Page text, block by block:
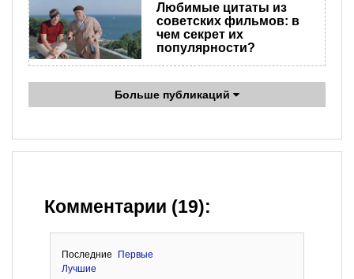
Любимые цитаты из
советских фильмов: в
чем секрет их
популярности?
Больше публикаций
Комментарии (19):
Последние
Первые
Лучшие